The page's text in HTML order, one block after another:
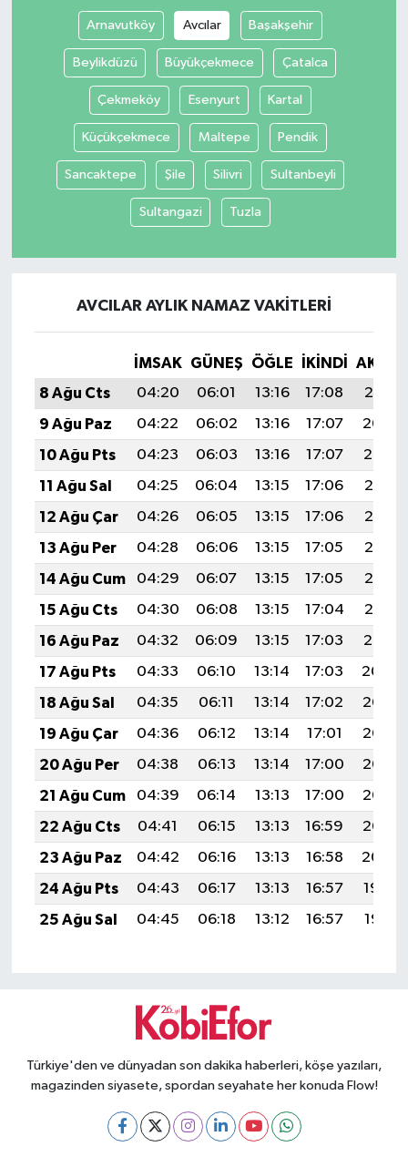
Arnavutköy Avcılar Başakşehir
Beylikdüzü Büyükçekmece Çatalca
Çekmeköy Esenyurt Kartal
Küçükçekmece Maltepe Pendik
Sancaktepe Şile Silivri Sultanbeyli
Sultangazi Tuzla
AVCILAR AYLIK NAMAZ VAKITLERI
İMSAK GÜNEŞ ÖĞLE İKINDI
8 Ağu Cts
04:20 06:01 13:16 17:08
20:21
9 Ağu Paz
04:22 06:02 13:16 17:07
20:20
10 Ağu Pts
04:23 06:03 13:16 17:07
20:19
11 Ağu Sal
04:25 06:04 13:15 17:06
20:17
12 Ağu Çar
04:26 06:05 13:15 17:06
20:16
13 Ağu Per
04:28 06:06 13:15 17:05
20:15
14 Ağu Cum
04:29 06:07 13:15 17:05
20:13
15 Ağu Cts
04:30 06:08 13:15 17:04
20:12
16 Ağu Paz
04:32 06:09 13:15 17:03
20:10
17 Ağu Pts
04:33 06:10 13:14 17:03
20:09
18 Ağu Sal
04:35 06:11 13:14 17:02
20:08
19 Ağu Çar
04:36 06:12 13:14 17:01
20:06
20 Ağu Per
04:38 06:13 13:14 17:00
20:05
21 Ağu Cum
04:39 06:14 13:13 17:00
20:03
22 Ağu Cts
04:41 06:15 13:13 16:59
20:02
23 Ağu Paz
04:42 06:16 13:13 16:58
20:00
24 Ağu Pts
04:43 06:17 13:13 16:57
19:59
25 Ağu Sal
04:45 06:18 13:12 16:57 19:57
Türkiye'den ve dünyadan son dakika haberleri, köşe yazıları,
magazinden siyasete, spordan seyahate her konuda Flow!